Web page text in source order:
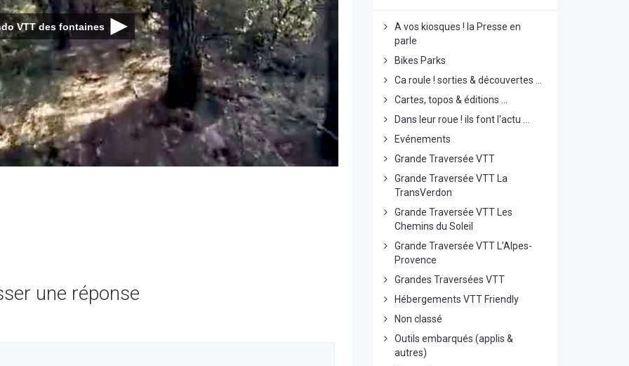
une réponse
A vos kiosques ! la Presse en
parle
Bikes Parks
Ca roule ! sorties & découvertes ...
Cartes, topos & éditions ...
Dans leur roue ! ils font l'actu ...
Evénements
Grande Traversée VTT
Grande Traversée VTT La
TransVerdon
Grande Traversée VTT Les
Chemins du Soleil
Grande Traversée VTT L’Alpes-
Provence
Grandes Traversées VTT
Hébergements VTT Friendly
Non classé
Outils embarqués (applis &
autres)